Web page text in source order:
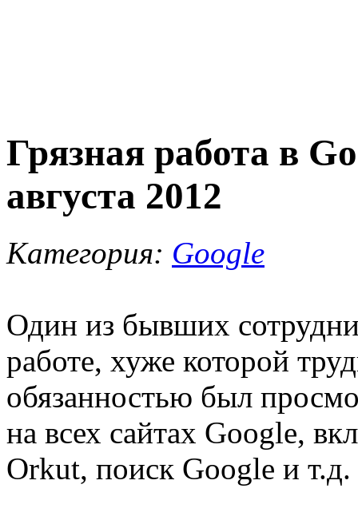
Грязная работа в
августа 2012
Категория: Google
Один из бывших
работе, хуже которой
обязанностью был
на всех сайтах Google,
Orkut, поиск Google и т.д.